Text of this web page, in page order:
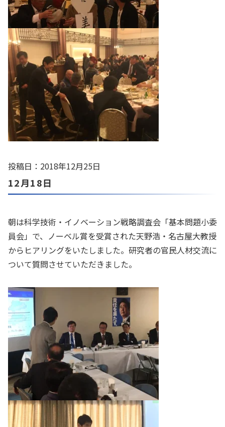
投稿日：2018年12月25日
12月18日
朝は科学技術・イノベーション戦略調査会「基本問題小委
員会」で、ノーベル賞を受賞された天野浩・名古屋大教授
からヒアリングをいたしました。研究者の官民人材交流に
ついて質問させていただきました。